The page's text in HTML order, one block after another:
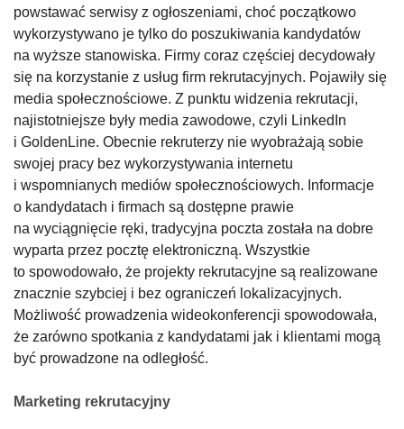
powstawać serwisy z ogłoszeniami, choć początkowo
wykorzystywano je tylko do poszukiwania kandydatów
na wyższe stanowiska. Firmy coraz częściej decydowały
się na korzystanie z usług firm rekrutacyjnych. Pojawiły się
media społecznościowe. Z punktu widzenia rekrutacji,
najistotniejsze były media zawodowe, czyli LinkedIn
i GoldenLine. Obecnie rekruterzy nie wyobrażają sobie
swojej pracy bez wykorzystywania internetu
i wspomnianych mediów społecznościowych. Informacje
o kandydatach i firmach są dostępne prawie
na wyciągnięcie ręki, tradycyjna poczta została na dobre
wyparta przez pocztę elektroniczną. Wszystkie
to spowodowało, że projekty rekrutacyjne są realizowane
znacznie szybciej i bez ograniczeń lokalizacyjnych.
Możliwość prowadzenia wideokonferencji spowodowała,
że zarówno spotkania z kandydatami jak i klientami mogą
być prowadzone na odległość.
Marketing rekrutacyjny